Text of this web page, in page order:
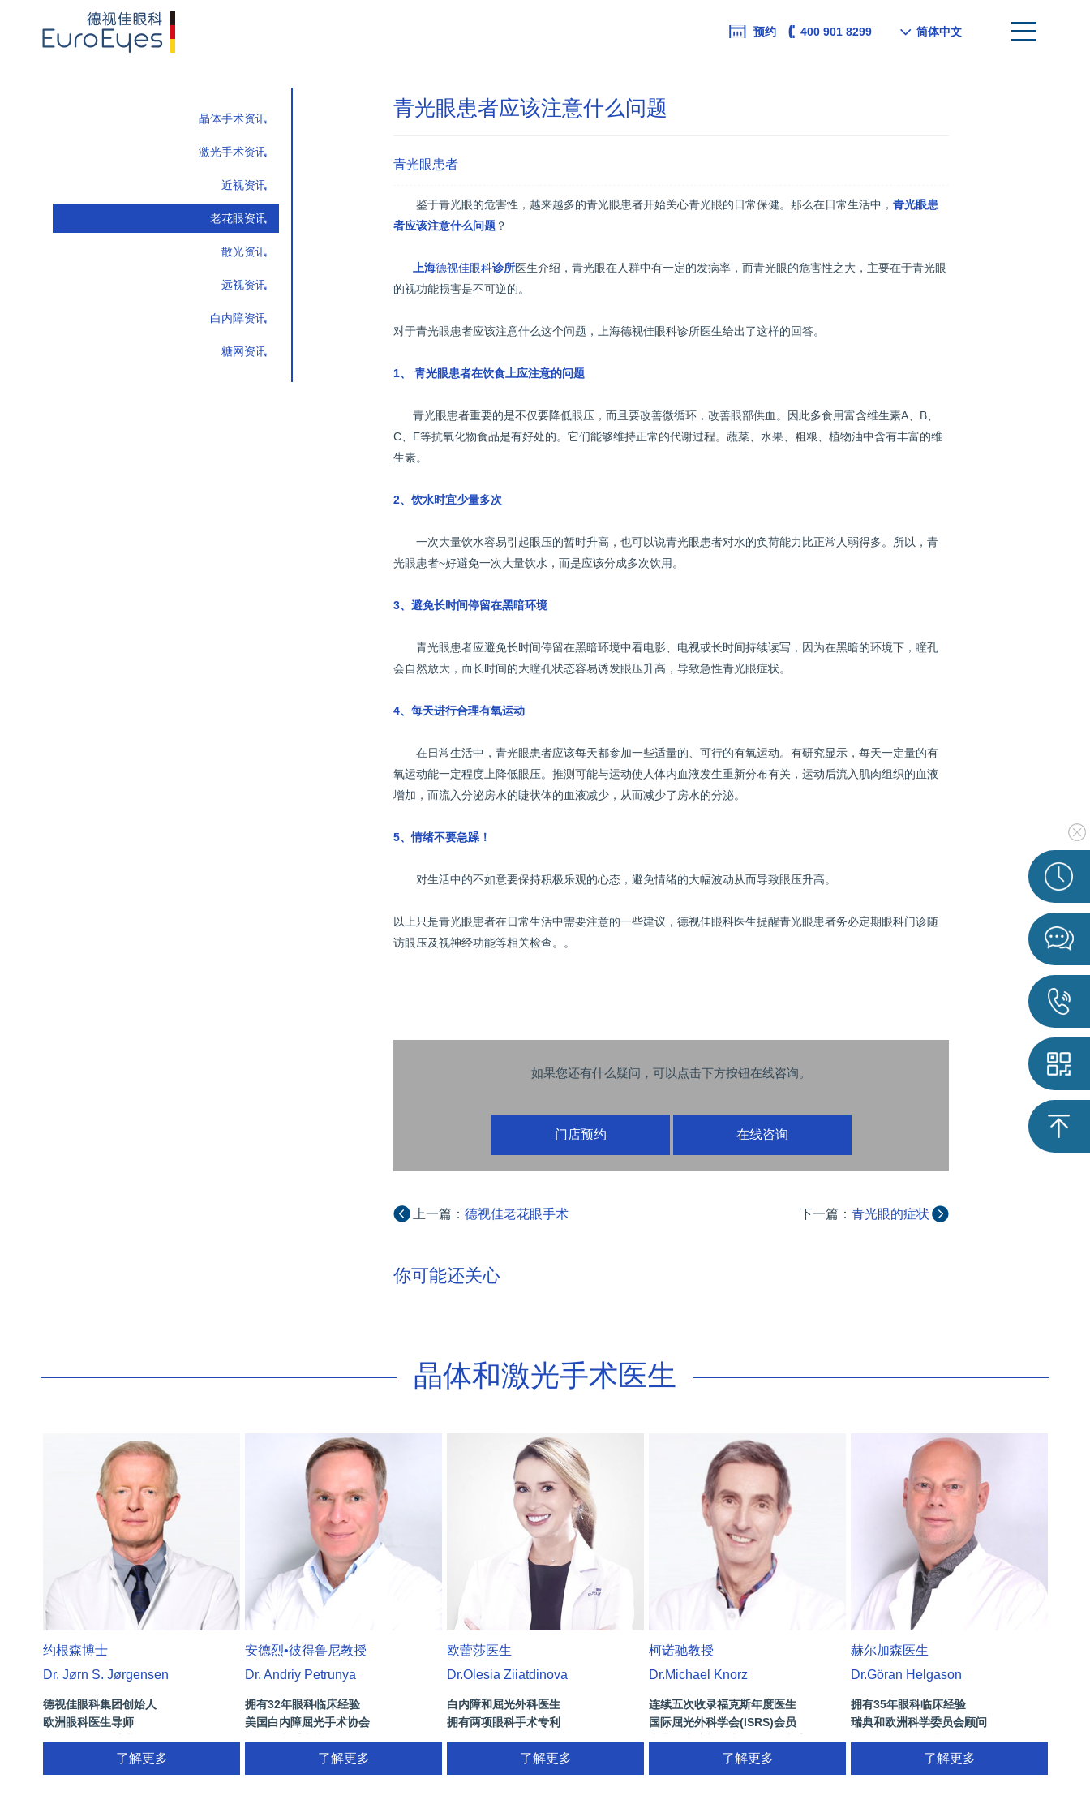
简体中文
预约 400 901 8299
晶体手术资讯
激光手术资讯
近视资讯
老花眼资讯
散光资讯
远视资讯
白内障资讯
糖网资讯
青光眼患者应该注意什么问题
青光眼患者
鉴于青光眼的危害性，越来越多的青光眼患者开始关心青光眼的日常保健。那么在日常生活中，青光眼患
者应该注意什么问题 ？
上海德视佳眼科诊所医生介绍，青光眼在人群中有一定的发病率，而青光眼的危害性之大，主要在于青光眼
的视功能损害是不可逆的。
对于青光眼患者应该注意什么这个问题，上海德视佳眼科诊所医生给出了这样的回答。
1、 青光眼患者在饮食上应注意的问题
青光眼患者重要的是不仅要降低眼压，而且要改善微循环，改善眼部供血。因此多食用富含维生素A、B、
C、E等抗氧化物食品是有好处的。它们能够维持正常的代谢过程。蔬菜、水果、粗粮、植物油中含有丰富的维
生素。
2、饮水时宜少量多次
一次大量饮水容易引起眼压的暂时升高，也可以说青光眼患者对水的负荷能力比正常人弱得多。所以，青
光眼患者~好避免一次大量饮水，而是应该分成多次饮用。
3、避免长时间停留在黑暗环境
青光眼患者应避免长时间停留在黑暗环境中看电影、电视或长时间持续读写，因为在黑暗的环境下，瞳孔
会自然放大，而长时间的大瞳孔状态容易诱发眼压升高，导致急性青光眼症状。
4、每天进行合理有氧运动
在日常生活中，青光眼患者应该每天都参加一些适量的、可行的有氧运动。有研究显示，每天一定量的有
氧运动能一定程度上降低眼压。推测可能与运动使人体内血液发生重新分布有关，运动后流入肌肉组织的血液
增加，而流入分泌房水的睫状体的血液减少，从而减少了房水的分泌。
5、情绪不要急躁！
对生活中的不如意要保持积极乐观的心态，避免情绪的大幅波动从而导致眼压升高。
以上只是青光眼患者在日常生活中需要注意的一些建议，德视佳眼科医生提醒青光眼患者务必定期眼科门诊随
访眼压及视神经功能等相关检查。。
如果您还有什么疑问，可以点击下方按钮在线咨询。
门店预约 在线咨询
上一篇：德视佳老花眼手术 下一篇： 青光眼的症状
你可能还关心
晶体和激光手术医生
约根森博士
Dr. Jørn S. Jørgensen
德视佳眼科集团创始人
欧洲眼科医生导师
拥有35年眼科从业经历
了解更多
安德烈•彼得鲁尼教授
Dr. Andriy Petrunya
拥有32年眼科临床经验
美国白内障屈光手术协会
国际屈光手术协会(ISRS)
26项发明专利[青光眼手术/葡萄膜炎/斜
视/黄斑变性/结膜炎/视网膜病
了解更多
欧蕾莎医生
Dr.Olesia Ziiatdinova
白内障和屈光外科医生
拥有两项眼科手术专利
了解更多
柯诺驰教授
Dr.Michael Knorz
连续五次收录福克斯年度医生
国际屈光外科学会(ISRS)会员
南非白内障与屈光外科学会基辛格纪念
了解更多
赫尔加森医生
Dr.Göran Helgason
拥有35年眼科临床经验
瑞典和欧洲科学委员会顾问
国际眼科组织的成员
多焦点晶体，ICL晶体植入(手术高度近
视)，激光和白内障手术的医生经验
了解更多